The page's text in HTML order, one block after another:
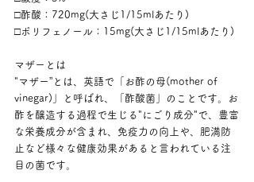
□酢酸：720mg(大さじ1/15mlあたり)
□ポリフェノール：15mg(大さじ1/15mlあたり)
マザーとは
"マザー”とは、英語で「お酢の母(mother of
vinegar)」と呼ばれ、「酢酸菌」のことです。お
酢を醸造する過程で生じる"にごり成分"で、豊富
な栄養成分が含まれ、免疫力の向上や、肥満防
止など様々な健康効果があると言われている注
目の菌です。